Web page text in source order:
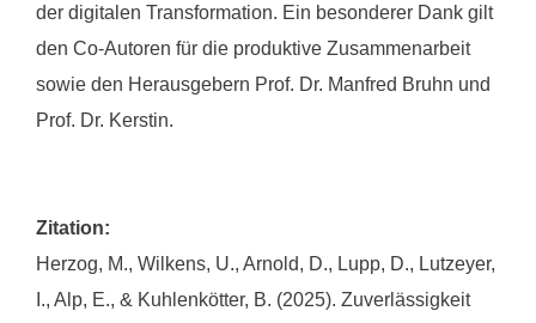
der digitalen Transformation. Ein besonderer Dank gilt
den Co-Autoren für die produktive Zusammenarbeit
sowie den Herausgebern Prof. Dr. Manfred Bruhn und
Prof. Dr. Kerstin.
Zitation:
Herzog, M., Wilkens, U., Arnold, D., Lupp, D., Lutzeyer,
I., Alp, E., & Kuhlenkötter, B. (2025). Zuverlässigkeit